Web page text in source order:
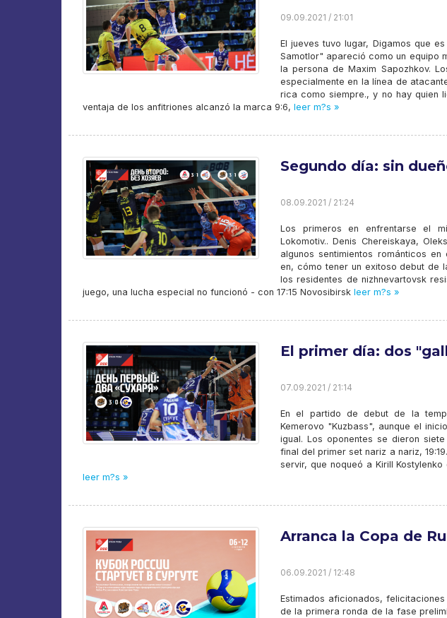
09.09.2021 / 21:01
El jueves tuvo lugar, Digamos que
Samotlor" apareció como un equipo
la persona de Maxim Sapozhkov.
especialmente en la línea de
rica como siempre., y no hay quien
ventaja de los anfitriones alcanzó la marca 9:6, leer m?s »
Segundo día: sin
08.09.2021 / 21:24
Los primeros en enfrentarse el
Lokomotiv.. Denis Chereiskaya,
algunos sentimientos románticos
en, cómo tener un exitoso debut de
los residentes de nizhnevartovsk
juego, una lucha especial no funcionó - con 17:15 Novosibirsk leer m?s »
El primer día: dos
07.09.2021 / 21:14
En el partido de debut de la
Kemerovo "Kuzbass", aunque el
igual. Los oponentes se dieron
final del primer set nariz a nariz,
servir, que noqueó a Kirill
leer m?s »
Arranca la Copa de
06.09.2021 / 12:48
Estimados aficionados,
de la primera ronda de la fase